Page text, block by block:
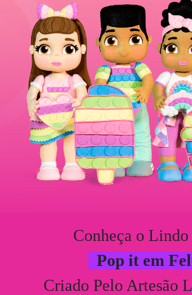
Conheça o Lindo
Pop it em
Criado Pelo Artesão